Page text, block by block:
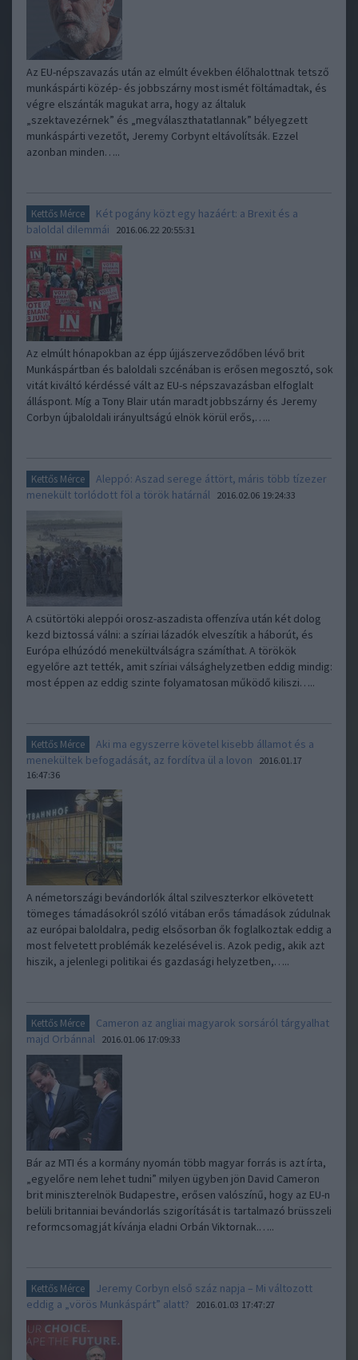
Az EU-népszavazás után az elmúlt években élőhalottnak tetsző
munkáspárti közép- és jobbszárny most ismét föltámadtak, és
végre elszánták magukat arra, hogy az általuk
„szektavezérnek” és „megválaszthatatlannak” bélyegzett
munkáspárti vezetőt, Jeremy Corbynt eltávolítsák. Ezzel
azonban minden…..
Kettős Mérce
Két pogány közt egy hazáért: a Brexit és a
baloldal dilemmái
2016.06.22 20:55:31
Az elmúlt hónapokban az épp újjászerveződőben lévő brit
Munkáspártban és baloldali szcénában is erősen megosztó, sok
vitát kiváltó kérdéssé vált az EU-s népszavazásban elfoglalt
álláspont. Míg a Tony Blair után maradt jobbszárny és Jeremy
Corbyn újbaloldali irányultságú elnök körül erős,…..
Kettős Mérce
Aleppó: Aszad serege áttört, máris több tízezer
menekült torlódott föl a török határnál 2016.02.06 19:24:33
A csütörtöki aleppói orosz-aszadista offenzíva után két dolog
kezd biztossá válni: a szíriai lázadók elveszítik a háborút, és
Európa elhúzódó menekültválságra számíthat. A törökök
egyelőre azt tették, amit szíriai válsághelyzetben eddig mindig:
most éppen az eddig szinte folyamatosan működő kiliszi…..
Kettős Mérce
Aki ma egyszerre követel kisebb államot és a
menekültek befogadását, az fordítva ül a lovon
2016.01.17
16:47:36
A németországi bevándorlók által szilveszterkor elkövetett
tömeges támadásokról szóló vitában erős támadások zúdulnak
az európai baloldalra, pedig elsősorban ők foglalkoztak eddig a
most felvetett problémák kezelésével is. Azok pedig, akik azt
hiszik, a jelenlegi politikai és gazdasági helyzetben,…..
Kettős Mérce
Cameron az angliai magyarok sorsáról tárgyalhat
majd Orbánnal 2016.01.06 17:09:33
Bár az MTI és a kormány nyomán több magyar forrás is azt írta,
„egyelőre nem lehet tudni” milyen ügyben jön David Cameron
brit miniszterelnök Budapestre, erősen valószínű, hogy az EU-n
belüli britanniai bevándorlás szigorítását is tartalmazó brüsszeli
reformcsomagját kívánja eladni Orbán Viktornak.…..
Kettős Mérce
Jeremy Corbyn első száz napja – Mi változott
eddig a „vörös Munkáspárt” alatt?
2016.01.03 17:47:27